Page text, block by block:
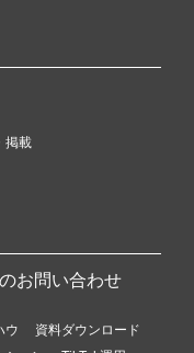
掲載
お問い合わせ
ウ
資料ダウンロード